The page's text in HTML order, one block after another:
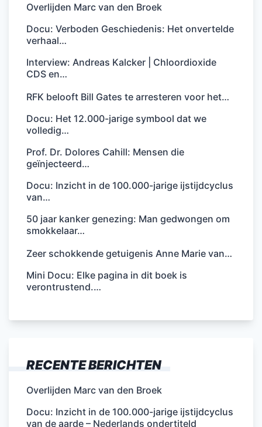
Overlijden Marc van den Broek
Docu: Verboden Geschiedenis: Het onvertelde
verhaal…
Interview: Andreas Kalcker | Chloordioxide
CDS en…
RFK belooft Bill Gates te arresteren voor het…
Docu: Het 12.000-jarige symbool dat we
volledig…
Prof. Dr. Dolores Cahill: Mensen die
geïnjecteerd…
Docu: Inzicht in de 100.000-jarige ijstijdcyclus
van…
50 jaar kanker genezing: Man gedwongen om
smokkelaar…
Zeer schokkende getuigenis Anne Marie van…
Mini Docu: Elke pagina in dit boek is
verontrustend.…
RECENTE BERICHTEN
Overlijden Marc van den Broek
Docu: Inzicht in de 100.000-jarige ijstijdcyclus
van de aarde – Nederlands ondertiteld